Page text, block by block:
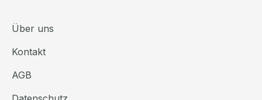
Über uns
Kontakt
AGB